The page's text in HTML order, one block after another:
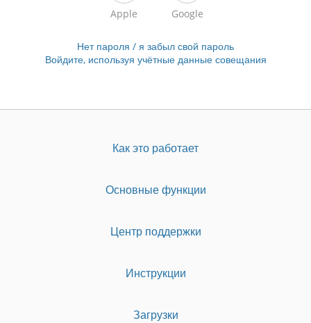
Apple Google
Нет пароля / я забыл свой пароль
Войдите, используя учётные данные совещания
Как это работает
Основные функции
Центр поддержки
Инструкции
Загрузки